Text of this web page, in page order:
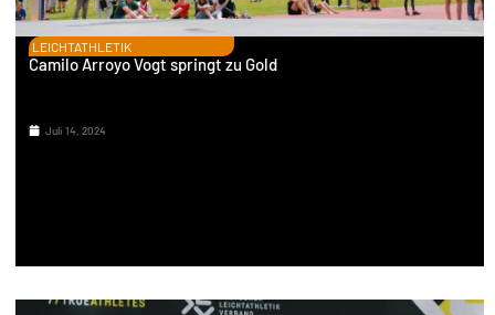
LEICHTATHLETIK
Camilo Arroyo Vogt springt zu Gold
Juli 14, 2024